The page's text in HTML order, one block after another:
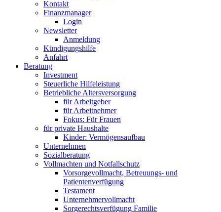
Kontakt
Finanzmanager
Login
Newsletter
Anmeldung
Kündigungshilfe
Anfahrt
Beratung
Investment
Steuerliche Hilfeleistung
Betriebliche Altersversorgung
für Arbeitgeber
für Arbeitnehmer
Fokus: Für Frauen
für private Haushalte
Kinder: Vermögensaufbau
Unternehmen
Sozialberatung
Vollmachten und Notfallschutz
Vorsorgevollmacht, Betreuungs- und
Patientenverfügung
Testament
Unternehmer­vollmacht
Sorgerechtsverfügung Familie